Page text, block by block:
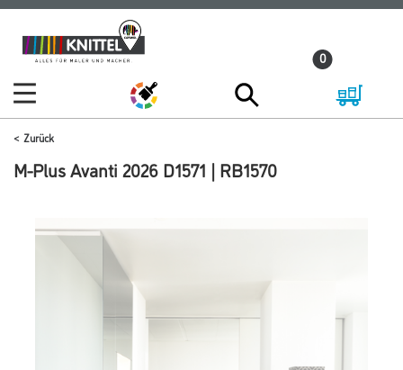
Zum
Inhalt
Zum
Navigationsmenü
0
Zurück
M-Plus Avanti 2026 D1571 | RB1570